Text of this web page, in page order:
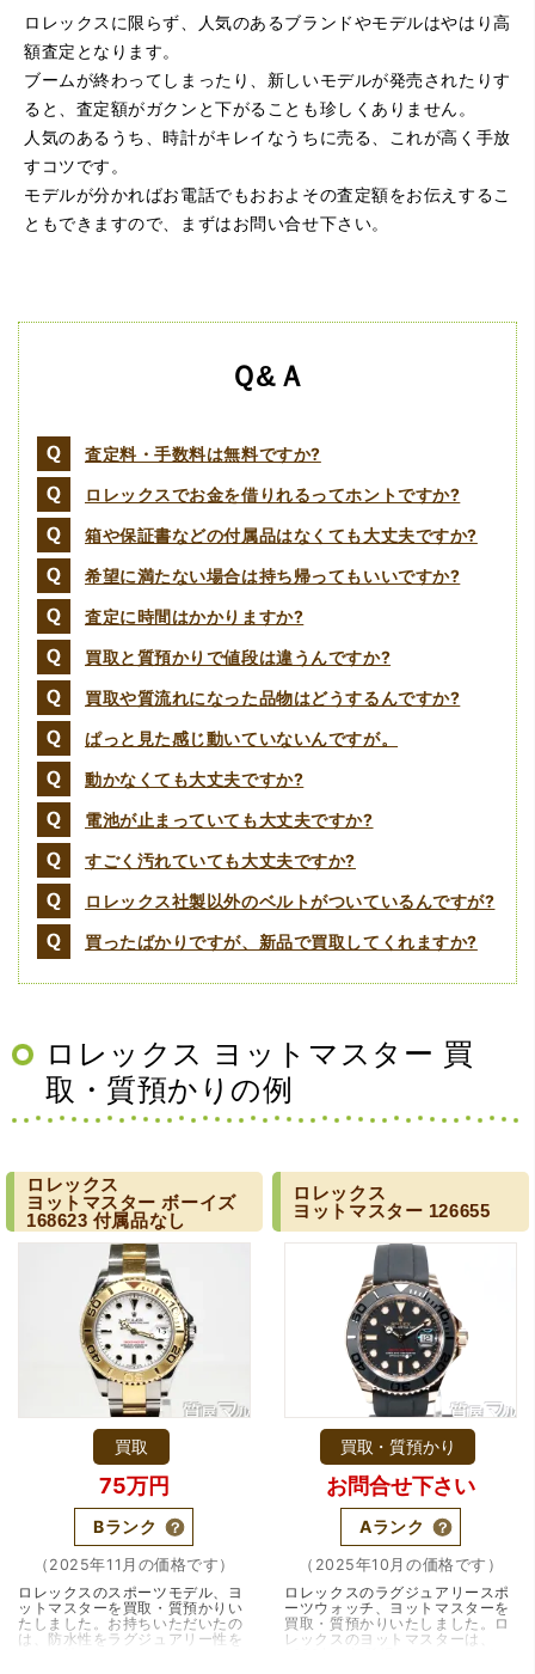
（大阪府大阪市）すごく丁寧に対応して頂きました。 ホー
ムページの皆様の評価がとても良かったので、質屋自体初
めての利用でしたが、対応して頂きました担当の方もすご
く良かったです。 これから質屋をご利用される方は是非オ
ススメです。
（大阪府豊中市）買取査定の流れがとても丁寧でお話がし
やすくとても良い時間になりました!!満足出来る買取です。
本当に有難う御座います!!
（大阪府寝屋川市）質屋さんは初めてて不安でしたが、他
店買い取りより高く思っていた以上の金額で大満足です。
説明もわかりやすく、優しい話し方の対応でとても良かっ
たです。
（大阪府堺市）電話対応の時からとても感じが良くて来店
してもとても優しく、来て良かったです。これからこちら
でお世話になろうと思いました。ありがとうございまし
た。
（京都府亀岡市）他店舗にも行きましたが、対応の方があ
まりお売りしたくないと思ったので、やめました。こちら
は電話対応からも誠実な印象でしたので、こちらでお売り
しようと思っておりました。この度はありがとうございま
ロレックスに限らず、人気のあるブランドやモデルはやはり高
額査定となります。
ブームが終わってしまったり、新しいモデルが発売されたりす
ると、査定額がガクンと下がることも珍しくありません。
人気のあるうち、時計がキレイなうちに売る、これが高く手放
すコツです。
モデルが分かればお電話でもおおよその査定額をお伝えするこ
ともできますので、まずはお問い合せ下さい。
Ｑ&Ａ
査定料・手数料は無料ですか?
ロレックスでお金を借りれるってホントですか?
箱や保証書などの付属品はなくても大丈夫ですか?
希望に満たない場合は持ち帰ってもいいですか?
査定に時間はかかりますか?
買取と質預かりで値段は違うんですか?
買取や質流れになった品物はどうするんですか?
ぱっと見た感じ動いていないんですが。
動かなくても大丈夫ですか?
電池が止まっていても大丈夫ですか?
すごく汚れていても大丈夫ですか?
ロレックス社製以外のベルトがついているんですが?
買ったばかりですが、新品で買取してくれますか?
ロレックス ヨットマスター 買
取・質預かりの例
ロレックス
ヨットマスター ボーイズ
168623 付属品なし
買取
75万円
Bランク
（2025年11月の価格です）
ロレックスのスポーツモデル、ヨ
ットマスターを買取・質預かりい
たしました。お持ちいただいたの
は、防水性をラグジュアリー性を
ロレックス
ヨットマスター 126655
買取・質預かり
お問合せ下さい
Aランク
（2025年10月の価格です）
ロレックスのラグジュアリースポ
ーツウォッチ、ヨットマスターを
買取・質預かりいたしました。ロ
レックスのヨットマスターは、